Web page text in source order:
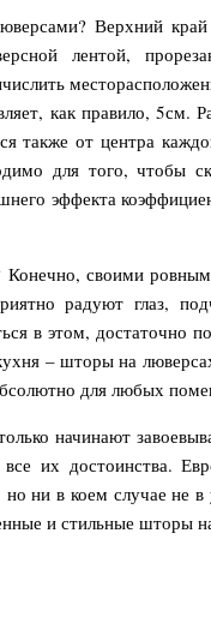
Верхний
лентой,
как правило, 5см.
также от центра
для того, чтобы
эффекта
радуют глаз,
в этом, достаточно
– шторы на
для любых
их достоинства.
но ни в коем случае не
и стильные шторы